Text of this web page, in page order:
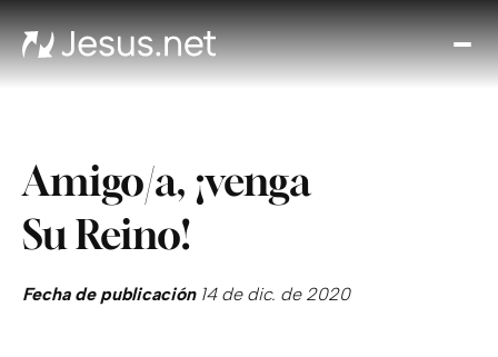
Amigo/a, ¡venga
Su Reino!
Fecha de publicación14 de dic. de 2020